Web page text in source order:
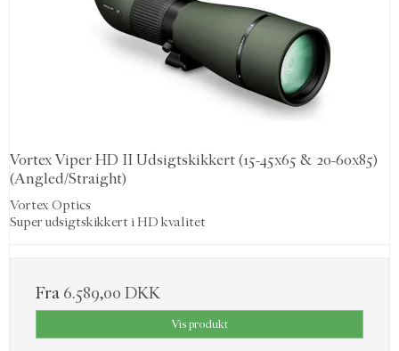
Vortex Viper HD II Udsigtskikkert (15-45x65 & 20-60x85)
(Angled/Straight)
Vortex Optics
Super udsigtskikkert i HD kvalitet
Fra 6.589,00 DKK
Vis produkt